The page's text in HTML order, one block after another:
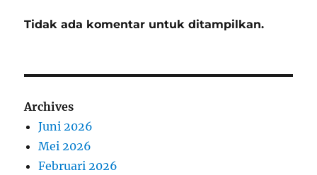
Tidak ada komentar untuk ditampilkan.
Archives
Juni 2026
Mei 2026
Februari 2026